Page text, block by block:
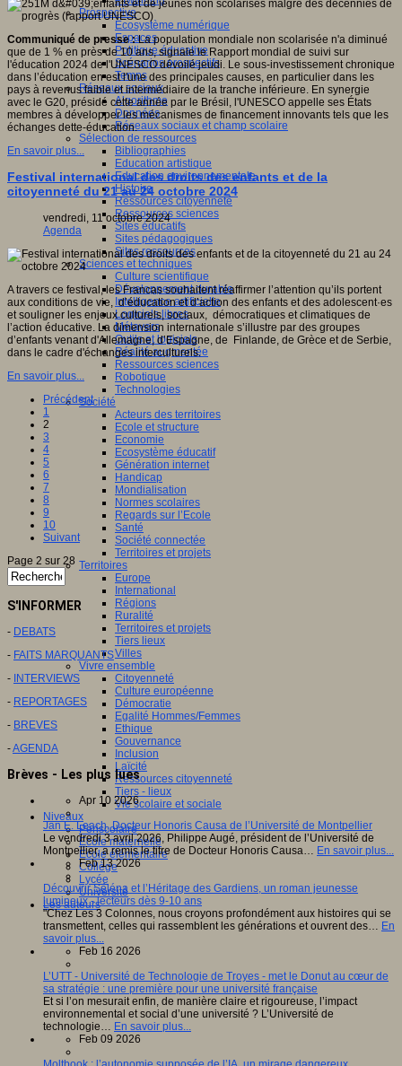
Prospective
Ecosystème numérique
Espaces
Politique éducative
Scénarios prospectifs
Temps
Réseaux sociaux
Algorithme
Données
Réseaux sociaux et champ scolaire
Sélection de ressources
Bibliographies
Education artistique
Education environnementale
Histoire
Ressources citoyenneté
Ressources sciences
Sites éducatifs
Sites pédagogiques
Sites ressources
Sciences et techniques
Culture scientifique
Développement durable
Intelligence artificielle
Logiciels libres
Métavers
Outils et logiciels
Réalité augmentée
Ressources sciences
Robotique
Technologies
Société
Acteurs des territoires
Ecole et structure
Economie
Ecosystème éducatif
Génération internet
Handicap
Mondialisation
Normes scolaires
Regards sur l’Ecole
Santé
Société connectée
Territoires et projets
Territoires
Europe
International
Régions
Ruralité
Territoires et projets
Tiers lieux
Villes
Vivre ensemble
Citoyenneté
Culture européenne
Démocratie
Egalité Hommes/Femmes
Ethique
Gouvernance
Inclusion
Laïcité
Ressources citoyenneté
Tiers - lieux
Vie scolaire et sociale
Niveaux
Périscolaire
Ecole maternelle
Ecole élémentaire
Collège
Lycée
Université
Les auteurs
Communiqué de presse :La population mondiale non scolarisée n'a diminué
que de 1 % en près de 10 ans, signale le Rapport mondial de suivi sur
l'éducation 2024 de l'UNESCO dévoilé jeudi. Le sous-investissement chronique
dans l’éducation en est l'une des principales causes, en particulier dans les
pays à revenus faible et intermédiaire de la tranche inférieure. En synergie
avec le G20, présidé cette année par le Brésil, l'UNESCO appelle ses États
membres à développer les mécanismes de financement innovants tels que les
échanges dette-éducation.
En savoir plus...
Festival international des droits des enfants et de la
citoyenneté du 21 au 24 octobre 2024
vendredi, 11 octobre 2024
Agenda
A travers ce festival, les Francas souhaitent réaffirmer l’attention qu’ils portent
aux conditions de vie, d’éducation et d’action des enfants et des adolescent·es
et souligner les enjeux culturels, sociaux, démocratiques et climatiques de
l’action éducative. La dimension internationale s’illustre par des groupes
d’enfants venant d'Allemagne, d’Espagne, de Finlande, de Grèce et de Serbie,
dans le cadre d'échanges interculturels.
En savoir plus...
Précédent
1
2
3
4
5
6
7
8
9
10
Suivant
Page 2 sur 28
S'INFORMER
- DEBATS
- FAITS MARQUANTS
- INTERVIEWS
- REPORTAGES
- BREVES
-AGENDA
Brèves - Les plus lues
Apr 10 2026
Jan E. Leach, Docteur Honoris Causa de l’Université de Montpellier
Le vendredi 3 avril 2026, Philippe Augé, président de l’Université de
Montpellier, a remis le titre de Docteur Honoris Causa… En savoir plus...
Feb 13 2026
Découvrir Séléna et l’Héritage des Gardiens, un roman jeunesse
lumineux - lecteurs dès 9-10 ans
"Chez Les 3 Colonnes, nous croyons profondément aux histoires qui se
transmettent, celles qui rassemblent les générations et ouvrent des… En
savoir plus...
Feb 16 2026
L’UTT - Université de Technologie de Troyes - met le Donut au cœur de
sa stratégie : une première pour une université française
Et si l’on mesurait enfin, de manière claire et rigoureuse, l’impact
environnemental et social d’une université ? L’Université de
technologie… En savoir plus...
Feb 09 2026